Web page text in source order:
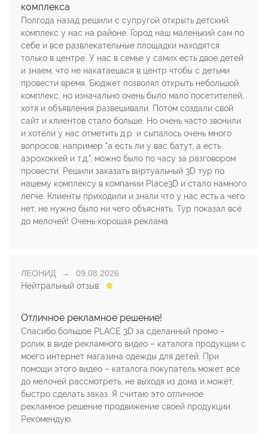
комплекса
Полгода назад решили с супругой открыть детский
комплекс у нас на районе. Город наш маленький сам по
себе и все развлекательные площадки находятся
только в центре. У нас в семье у самих есть двое детей
и знаем, что не накатаешься в центр чтобы с детьми
провести время. Бюджет позволял открыть небольшой
комплекс, но изначально очень было мало посетителей,
хотя и объявления развешивали. Потом создали свой
сайт и клиентов стало больше. Но очень часто звонили
и хотели у нас отметить д.р. и сыпалось очень много
вопросов, например "а есть ли у вас батут, а есть
аэрохоккей и т.д.", можно было по часу за разговором
провести. Решили заказать виртуальный 3D тур по
нашему комплексу в компании Place3D и стало намного
легче. Клиенты приходили и знали что у нас есть а чего
нет, не нужно было ни чего объяснять. Тур показал всё
до мелочей! Очень хорошая реклама.
ЛЕОНИД
09.08.2026
Нейтральный отзыв:
Отличное рекламное решение!
Спасибо большое PLACE 3D за сделанный промо –
ролик в виде рекламного видео – каталога продукции с
моего интернет магазина одежды для детей. При
помощи этого видео – каталога покупатель может все
до мелочей рассмотреть, не выходя из дома и может,
быстро сделать заказ. Я считаю это отличное
рекламное решение продвижение своей продукции.
Рекомендую.